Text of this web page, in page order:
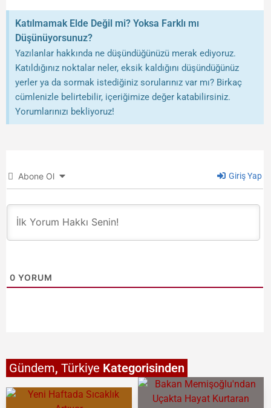
Katılmamak Elde Değil mi? Yoksa Farklı mı
Düşünüyorsunuz?
Yazılanlar hakkında ne düşündüğünüzü merak ediyoruz.
Katıldığınız noktalar neler, eksik kaldığını düşündüğünüz
yerler ya da sormak istediğiniz sorularınız var mı? Birkaç
cümlenizle belirtebilir, içeriğimize değer katabilirsiniz.
Yorumlarınızı bekliyoruz!
Abone Ol Giriş Yap
0 YORUM
Gündem, Türkiye Kategorisinden